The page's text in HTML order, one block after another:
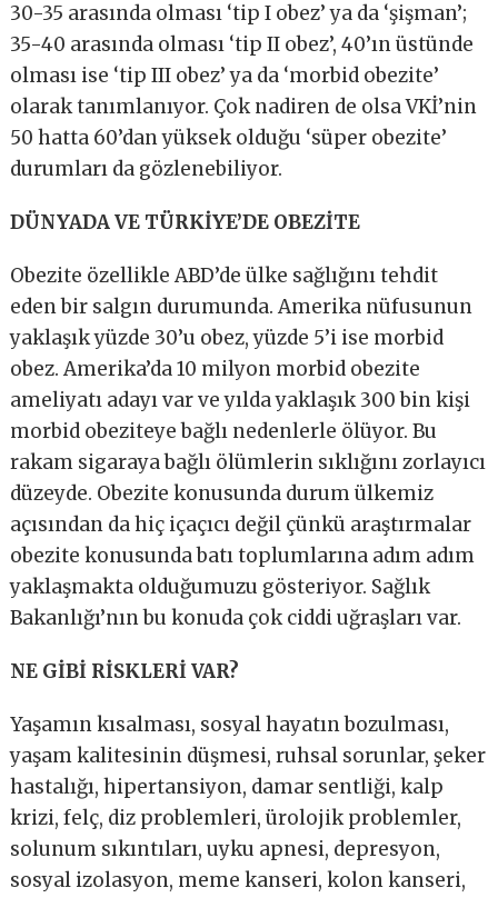
30-35 arasında olması ‘tip I obez’ ya da ‘şişman’;
35-40 arasında olması ‘tip II obez’, 40’ın üstünde
olması ise ‘tip III obez’ ya da ‘morbid obezite’
olarak tanımlanıyor. Çok nadiren de olsa VKİ’nin
50 hatta 60’dan yüksek olduğu ‘süper obezite’
durumları da gözlenebiliyor.
DÜNYADA VE TÜRKİYE’DE OBEZİTE
Obezite özellikle ABD’de ülke sağlığını tehdit
eden bir salgın durumunda. Amerika nüfusunun
yaklaşık yüzde 30’u obez, yüzde 5’i ise morbid
obez. Amerika’da 10 milyon morbid obezite
ameliyatı adayı var ve yılda yaklaşık 300 bin kişi
morbid obeziteye bağlı nedenlerle ölüyor. Bu
rakam sigaraya bağlı ölümlerin sıklığını zorlayıcı
düzeyde. Obezite konusunda durum ülkemiz
açısından da hiç içaçıcı değil çünkü araştırmalar
obezite konusunda batı toplumlarına adım adım
yaklaşmakta olduğumuzu gösteriyor. Sağlık
Bakanlığı’nın bu konuda çok ciddi uğraşları var.
NE GİBİ RİSKLERİ VAR?
Yaşamın kısalması, sosyal hayatın bozulması,
yaşam kalitesinin düşmesi, ruhsal sorunlar, şeker
hastalığı, hipertansiyon, damar sentliği, kalp
krizi, felç, diz problemleri, ürolojik problemler,
solunum sıkıntıları, uyku apnesi, depresyon,
sosyal izolasyon, meme kanseri, kolon kanseri,